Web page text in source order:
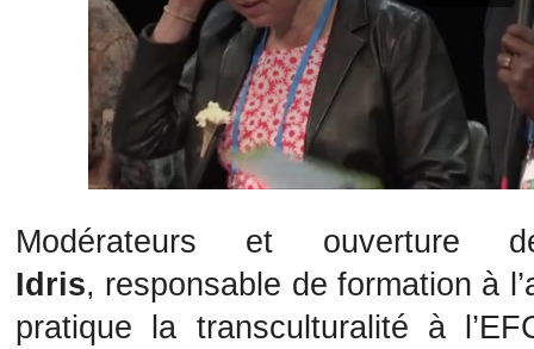
Modérateurs et
Idris, responsable de formation à
pratique la transculturalité à